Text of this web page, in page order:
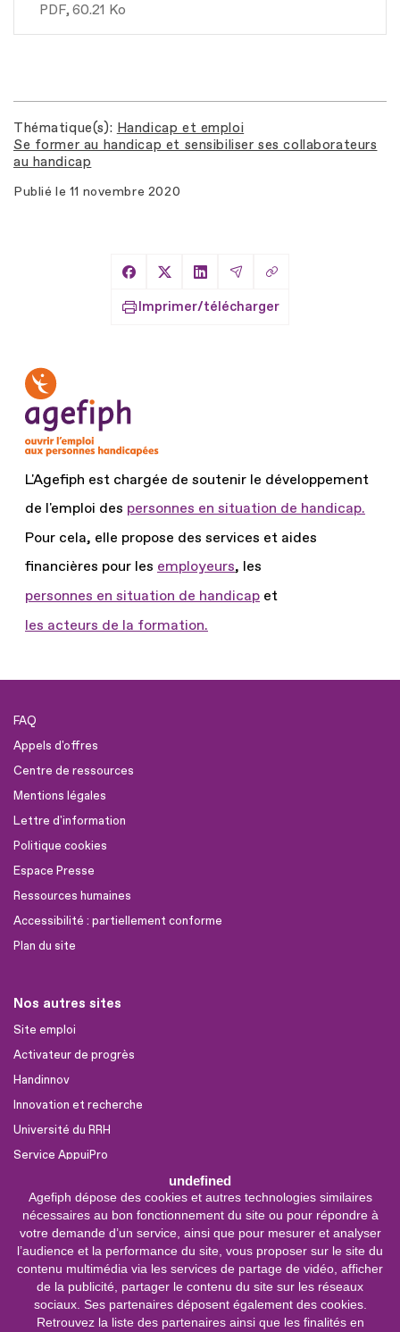
undefined
Agefiph dépose des cookies et autres technologies similaires
nécessaires au bon fonctionnement du site ou pour répondre à
votre demande d’un service, ainsi que pour mesurer et analyser
l’audience et la performance du site, vous proposer sur le site du
contenu multimédia via les services de partage de vidéo, afficher
de la publicité, partager le contenu du site sur les réseaux
sociaux. Ses partenaires déposent également des cookies.
Retrouvez la liste des partenaires ainsi que les finalités en
PDF 60.21 Ko
Thématique(s) Handicap et emploi
Se former au handicap et sensibiliser ses collaborateurs
au handicap
Publié le 11 novembre 2020
Partager sur Facebook
Partager sur X
Partager sur LinkedIn
Partager par Email
Copier le lien
Imprimer/télécharger
L'Agefiph est chargée de soutenir le développement
de l'emploi des personnes en situation de handicap.
Pour cela, elle propose des services et aides
financières pour les employeurs, les
personnes en situation de handicap et
les acteurs de la formation.
FAQ
Appels d'offres
Centre de ressources
Mentions légales
Lettre d'information
Politique cookies
Espace Presse
Ressources humaines
Accessibilité : partiellement conforme
Plan du site
Nos autres sites
Site emploi
Activateur de progrès
Handinnov
Innovation et recherche
Université du RRH
Service AppuiPro
Nous suivre
Youtube
Linkedin
Facebook